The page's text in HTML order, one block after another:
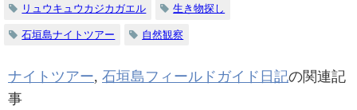
リュウキュウカジカガエル 生き物探し
石垣島ナイトツアー 自然観察
ナイトツアー, 石垣島フィールドガイド日記の関連記
事